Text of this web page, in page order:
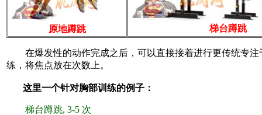
原地蹲跳 梯台蹲跳
在爆发性的动作完成之后，可以直接接着进行更传统专注
练，将焦点放在次数上。
这里一个针对胸部训练的例子：
梯台蹲跳, 3-5 次